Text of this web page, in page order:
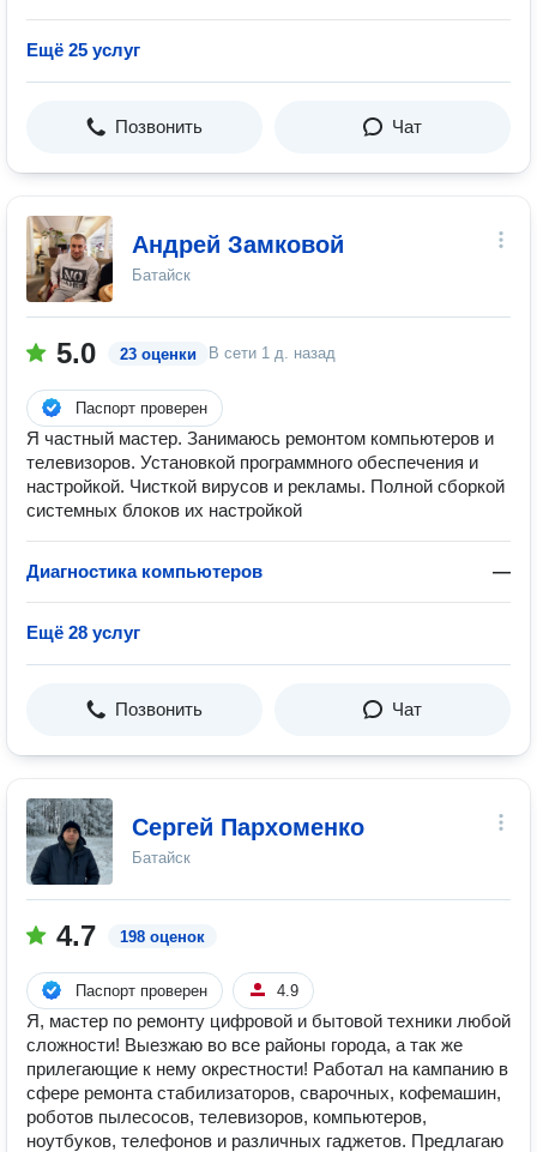
Ещё 25 услуг
Позвонить Чат
Андрей Замковой
Батайск
5.0 23 оценки В сети 1 д. назад
Паспорт проверен
Я частный мастер. Занимаюсь ремонтом компьютеров и
телевизоров. Установкой программного обеспечения и
настройкой. Чисткой вирусов и рекламы. Полной сборкой
системных блоков их настройкой
Диагностика компьютеров —
Ещё 28 услуг
Позвонить Чат
Сергей Пархоменко
Батайск
4.7 198 оценок
Паспорт проверен 4.9
Я, мacтеp по ремонту цифровой и бытовой теxники любой
cложности! Выезжаю во все районы города, а так же
прилегающие к нему окрестности! Рaботaл нa кампaнию в
сфере рeмонтa стабилизаторов, сварочных, кофемашин,
роботов пылесосов, тeлeвизoров, компьютеров,
ноутбуков, тeлефонoв и pазличныx гаджeтов. Прeдлагaю